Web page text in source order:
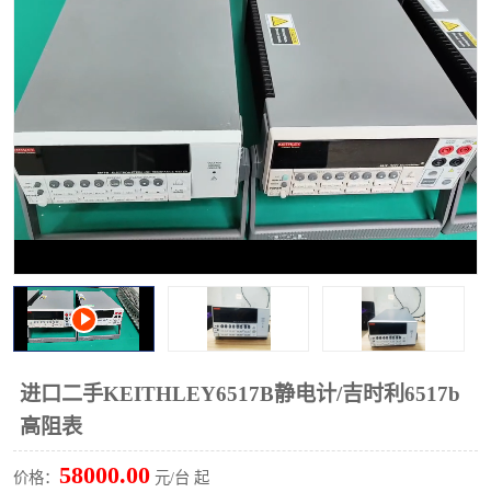
进口二手KEITHLEY6517B静电计/吉时利6517b
高阻表
价格： 58000.00 元/台 起
音频分析仪 天馈线测试仪
万用表 信号源
数据采集仪
数字源表 数字源表
校准仪 函数信号发生器
示波器 直流电源
阻抗分析仪 LCR电桥
频率计 无线测试仪
静电计